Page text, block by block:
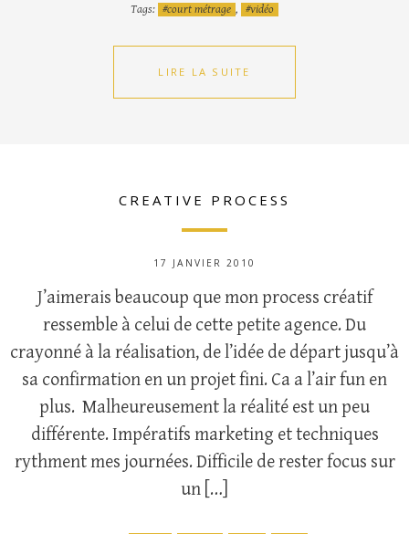
Tags: court métrage , vidéo
LIRE LA SUITE
CREATIVE PROCESS
17 JANVIER 2010
J’aimerais beaucoup que mon process créatif
ressemble à celui de cette petite agence. Du
crayonné à la réalisation, de l’idée de départ jusqu’à
sa confirmation en un projet fini. Ca a l’air fun en
plus. Malheureusement la réalité est un peu
différente. Impératifs marketing et techniques
rythment mes journées. Difficile de rester focus sur
un […]